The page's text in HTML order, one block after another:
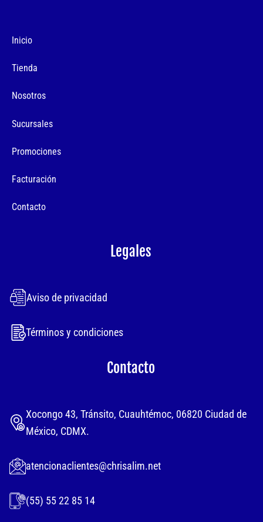
Inicio
Tienda
Nosotros
Sucursales
Promociones
Facturación
Contacto
Legales
Aviso de privacidad
Términos y condiciones
Contacto
Xocongo 43, Tránsito, Cuauhtémoc, 06820 Ciudad de
México, CDMX.
atencionaclientes@chrisalim.net
(55) 55 22 85 14